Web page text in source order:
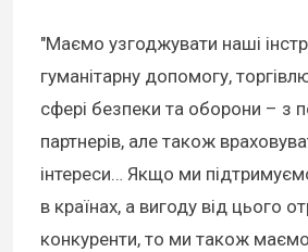
"Маємо узгоджувати наші
гуманітарну допомогу,
сфері безпеки та оборони – з
партнерів, але також
інтереси… Якщо ми
в країнах, а вигоду від цього
конкуренти, то ми також